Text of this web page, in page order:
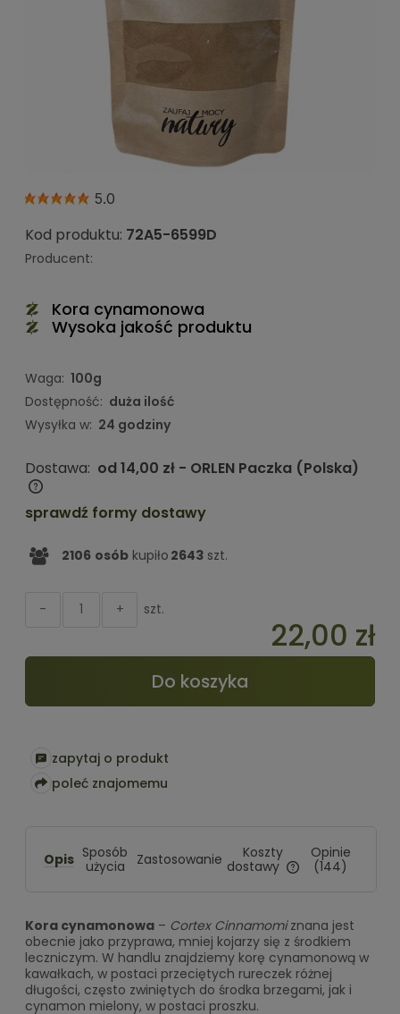
5.0
Kod produktu: 72A5-6599D
Producent:
Kora cynamonowa
Wysoka jakość produktu
Waga: 100g
Dostępność: duża ilość
Wysyłka w: 24 godziny
Dostawa: od 14,00 zł - ORLEN Paczka (Polska)
Cena nie zawiera ewentualnych kosztów płatności
sprawdź formy dostawy
2106 osób kupiło 2643 szt.
+
- szt.
22,00 zł
Do koszyka
zapytaj o produkt
poleć znajomemu
Opis Sposób
użycia
Zastosowanie
Koszty
dostawy
Opinie
(144)
Kora cynamonowa – Cortex Cinnamomiznana jest
obecnie jako przyprawa, mniej kojarzy się z środkiem
leczniczym. W handlu znajdziemy korę cynamonową w
kawałkach, w postaci przeciętych rureczek różnej
długości, często zwiniętych do środka brzegami, jak i
cynamon mielony, w postaci proszku.